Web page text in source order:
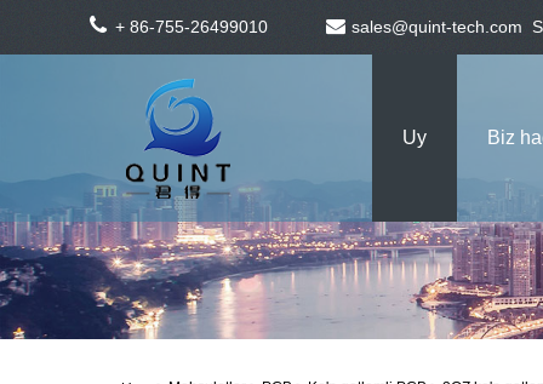
+ 86-755-26499010 sales@quint-tech.com
Uy Biz